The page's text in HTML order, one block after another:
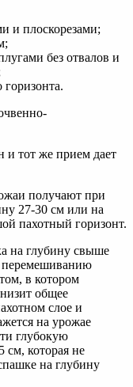
и плоскорезами;
без отвалов и
и тот же прием дает
получают при
27-30 см или на
пахотный горизонт.
на глубину свыше
перемешиванию
в котором
общее
слое и
на урожае
глубокую
см, которая не
на глубину